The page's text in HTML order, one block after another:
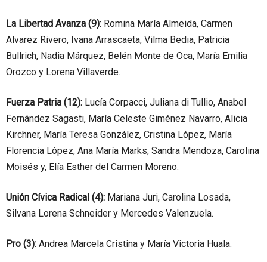
La Libertad Avanza (9): Romina María Almeida, Carmen
Alvarez Rivero, Ivana Arrascaeta, Vilma Bedia, Patricia
Bullrich, Nadia Márquez, Belén Monte de Oca, María Emilia
Orozco y Lorena Villaverde.
Fuerza Patria (12): Lucía Corpacci, Juliana di Tullio, Anabel
Fernández Sagasti, María Celeste Giménez Navarro, Alicia
Kirchner, María Teresa González, Cristina López, María
Florencia López, Ana María Marks, Sandra Mendoza, Carolina
Moisés y, Elía Esther del Carmen Moreno.
Unión Cívica Radical (4): Mariana Juri, Carolina Losada,
Silvana Lorena Schneider y Mercedes Valenzuela.
Pro (3): Andrea Marcela Cristina y María Victoria Huala.